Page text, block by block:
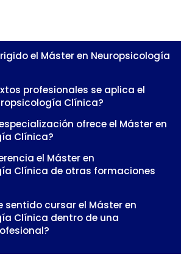
el Máster en Neuropsicología
profesionales se aplica el
Clínica?
ofrece el Máster en
Clínica?
el Máster en
Clínica de otras formaciones
sentido cursar el Máster en
Clínica dentro de una